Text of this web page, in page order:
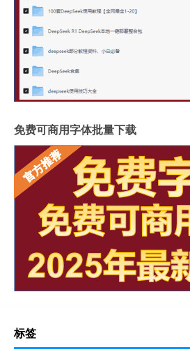
免费可商用字体批量下载
标签